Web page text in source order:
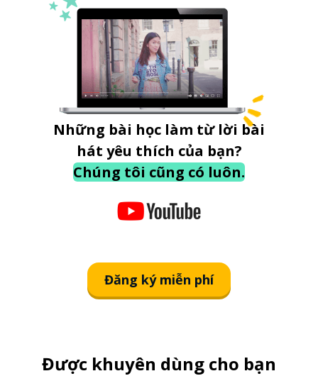
Những bài học làm từ lời bài
hát yêu thích của bạn?
Chúng tôi cũng có luôn.
Đăng ký miễn phí
Được khuyên dùng cho bạn